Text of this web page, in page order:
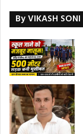
By VIKASH SONI